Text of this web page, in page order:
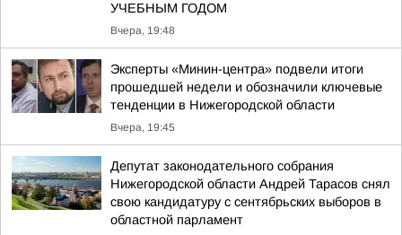
УЧЕБНЫМ ГОДОМ
Вчера, 19:48
Эксперты «Минин-центра» подвели итоги
прошедшей недели и обозначили ключевые
тенденции в Нижегородской области
Вчера, 19:45
Депутат законодательного собрания
Нижегородской области Андрей Тарасов снял
свою кандидатуру с сентябрьских выборов в
областной парламент